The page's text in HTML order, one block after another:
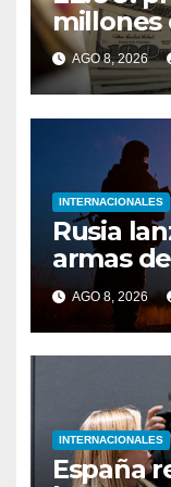
millones
AGO 8, 2026
INTERNACIONALES
Rusia
armas
contra
Kiev
AGO 8, 2026
INTERNACIONALES
España